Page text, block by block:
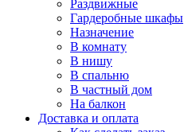
Раздвижные
Гардеробные шкафы
Назначение
В комнату
В нишу
В спальню
В частный дом
На балкон
Доставка и оплата